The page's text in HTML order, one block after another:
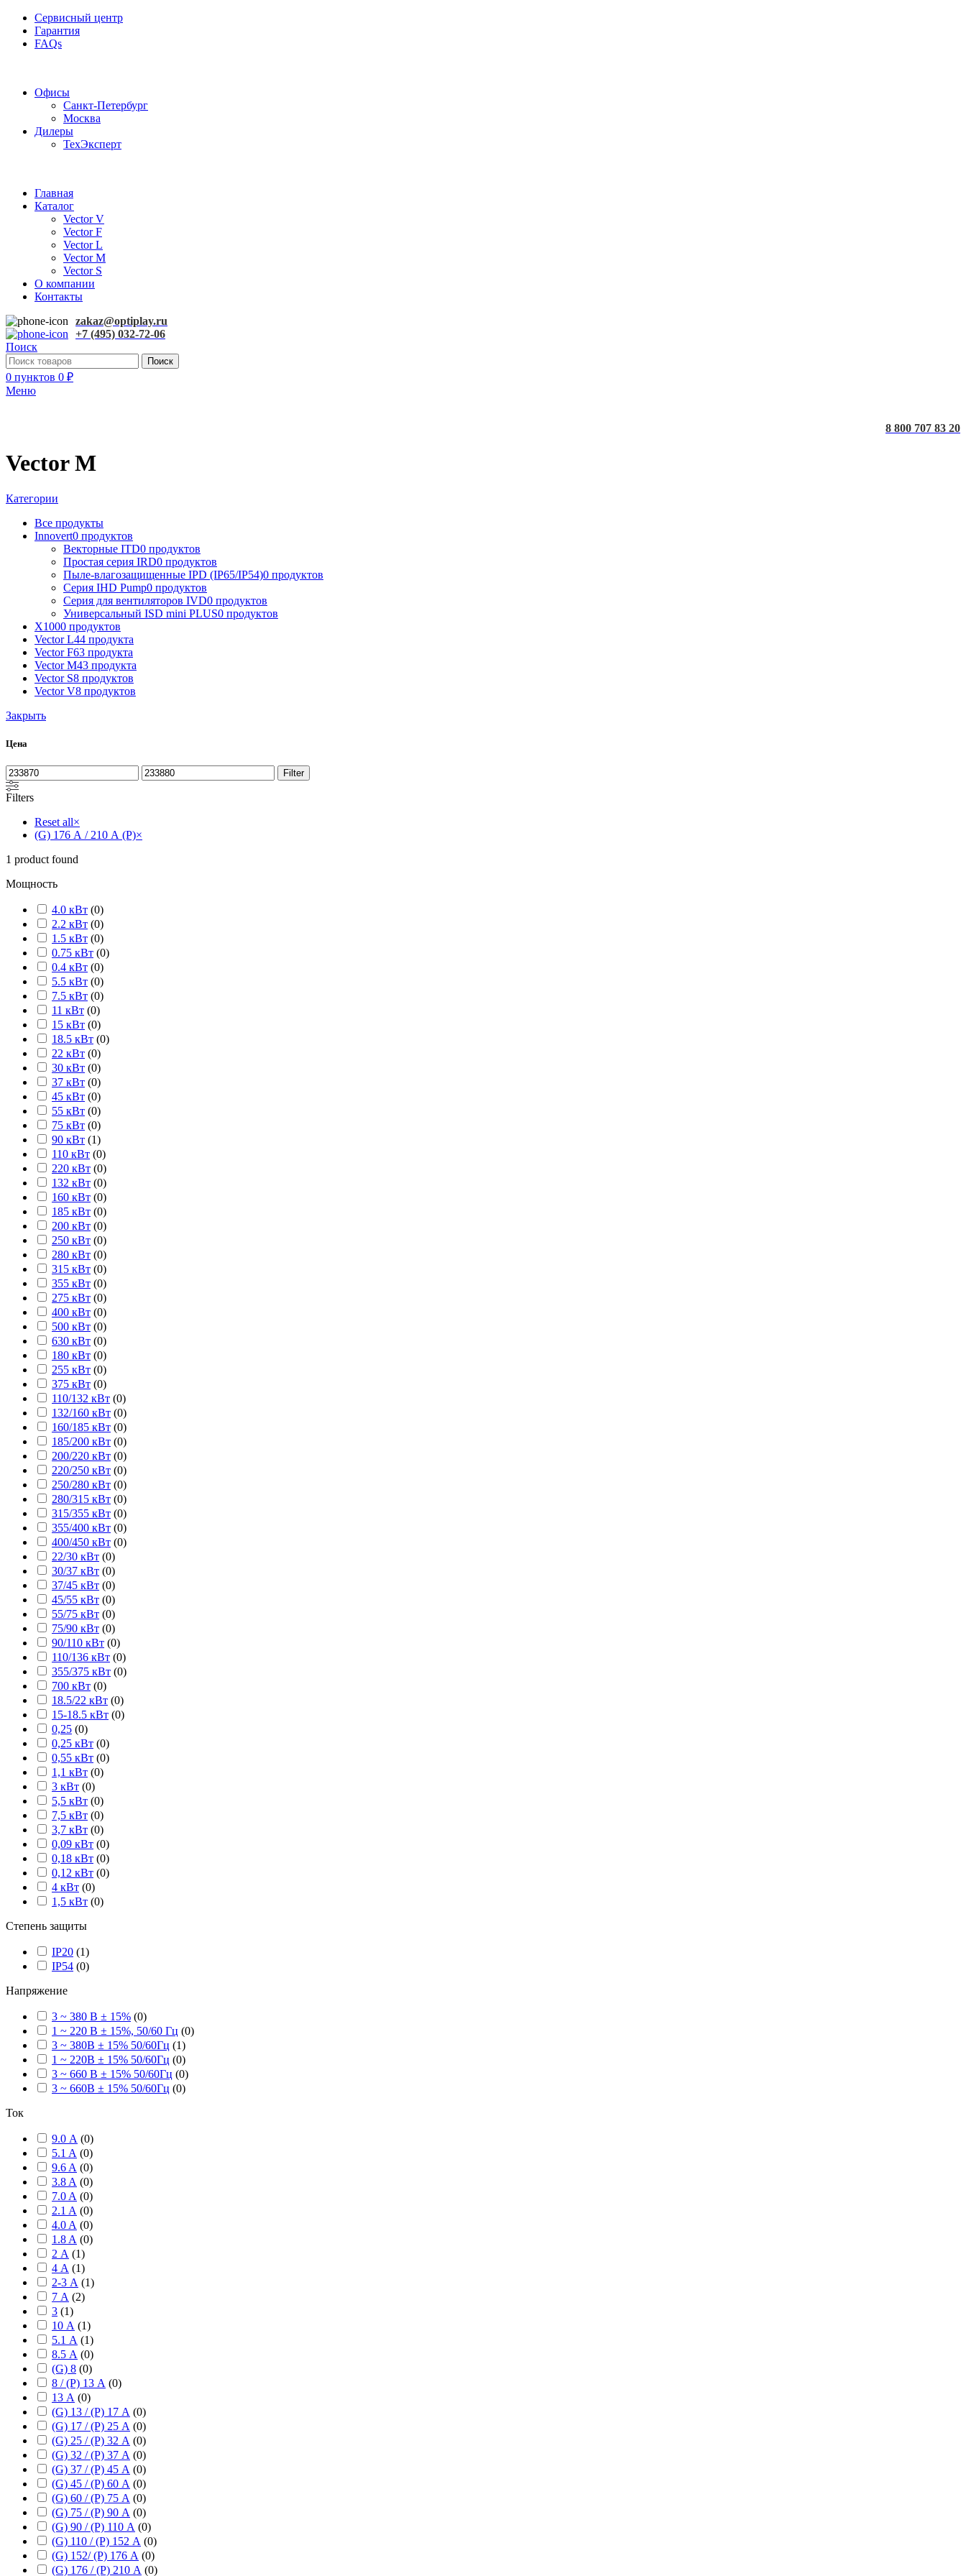
Сервисный центр
Гарантия
FAQs
Офисы
Санкт-Петербург
Москва
Дилеры
ТехЭксперт
Главная
Каталог
Vector V
Vector F
Vector L
Vector M
Vector S
О компании
Контакты
zakaz@optiplay.ru
+7 (495) 032-72-06
Поиск
Поиск
0 пунктов 0 ₽
Меню
8 800 707 83 20
Vector M
Категории
Все продукты
Innovert0 продуктов
Векторные ITD0 продуктов
Простая серия IRD0 продуктов
Пыле-влагозащищенные IPD (IP65/IP54)0 продуктов
Серия IHD Pump0 продуктов
Серия для вентиляторов IVD0 продуктов
Универсальный ISD mini PLUS0 продуктов
X1000 продуктов
Vector L44 продукта
Vector F63 продукта
Vector M43 продукта
Vector S8 продуктов
Vector V8 продуктов
Закрыть
Цена
Filter
Filters
Reset all×
(G) 176 А / 210 А (P)×
1 product found
Мощность
4.0 кВт (0)
2.2 кВт (0)
1.5 кВт (0)
0.75 кВт (0)
0.4 кВт (0)
5.5 кВт (0)
7.5 кВт (0)
11 кВт (0)
15 кВт (0)
18.5 кВт (0)
22 кВт (0)
30 кВт (0)
37 кВт (0)
45 кВт (0)
55 кВт (0)
75 кВт (0)
90 кВт (1)
110 кВт (0)
220 кВт (0)
132 кВт (0)
160 кВт (0)
185 кВт (0)
200 кВт (0)
250 кВт (0)
280 кВт (0)
315 кВт (0)
355 кВт (0)
275 кВт (0)
400 кВт (0)
500 кВт (0)
630 кВт (0)
180 кВт (0)
255 кВт (0)
375 кВт (0)
110/132 кВт (0)
132/160 кВт (0)
160/185 кВт (0)
185/200 кВт (0)
200/220 кВт (0)
220/250 кВт (0)
250/280 кВт (0)
280/315 кВт (0)
315/355 кВт (0)
355/400 кВт (0)
400/450 кВт (0)
22/30 кВт (0)
30/37 кВт (0)
37/45 кВт (0)
45/55 кВт (0)
55/75 кВт (0)
75/90 кВт (0)
90/110 кВт (0)
110/136 кВт (0)
355/375 кВт (0)
700 кВт (0)
18.5/22 кВт (0)
15-18.5 кВт (0)
0,25 (0)
0,25 кВт (0)
0,55 кВт (0)
1,1 кВт (0)
3 кВт (0)
5,5 кВт (0)
7,5 кВт (0)
3,7 кВт (0)
0,09 кВт (0)
0,18 кВт (0)
0,12 кВт (0)
4 кВт (0)
1,5 кВт (0)
Степень защиты
IP20 (1)
IP54 (0)
Напряжение
3 ~ 380 В ± 15% (0)
1 ~ 220 В ± 15%, 50/60 Гц (0)
3 ~ 380В ± 15% 50/60Гц (1)
1 ~ 220В ± 15% 50/60Гц (0)
3 ~ 660 В ± 15% 50/60Гц (0)
3 ~ 660В ± 15% 50/60Гц (0)
Ток
9.0 А (0)
5.1 A (0)
9.6 A (0)
3.8 A (0)
7.0 A (0)
2.1 A (0)
4.0 A (0)
1.8 A (0)
2 А (1)
4 А (1)
2-3 А (1)
7 А (2)
3 (1)
10 А (1)
5.1 А (1)
8.5 А (0)
(G) 8 (0)
8 / (P) 13 А (0)
13 А (0)
(G) 13 / (P) 17 А (0)
(G) 17 / (P) 25 А (0)
(G) 25 / (P) 32 А (0)
(G) 32 / (P) 37 А (0)
(G) 37 / (P) 45 А (0)
(G) 45 / (P) 60 А (0)
(G) 60 / (P) 75 А (0)
(G) 75 / (P) 90 А (0)
(G) 90 / (P) 110 А (0)
(G) 110 / (P) 152 А (0)
(G) 152/ (P) 176 А (0)
(G) 176 / (P) 210 А (0)